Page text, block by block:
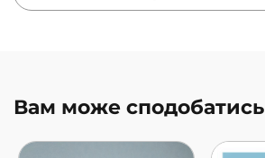
Вам може сподобатись